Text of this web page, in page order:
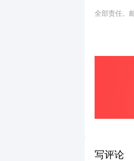
全部责任。
写评论